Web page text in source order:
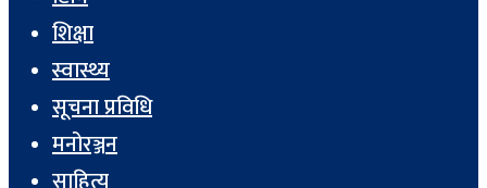
शिक्षा
स्वास्थ्य
सूचना प्रविधि
मनोरञ्जन